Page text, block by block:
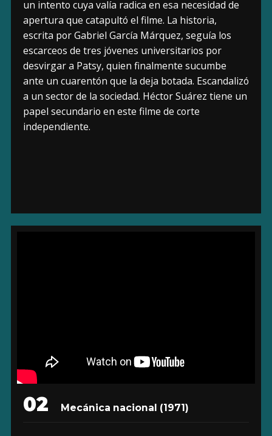
un intento cuya valía radica en esa necesidad de
apertura que catapultó el filme. La historia,
escrita por Gabriel García Márquez, seguía los
escarceos de tres jóvenes universitarios por
desvirgar a Patsy, quien finalmente sucumbe
ante un cuarentón que la deja botada. Escandalizó
a un sector de la sociedad. Héctor Suárez tiene un
papel secundario en este filme de corte
independiente.
02 Mecánica nacional (1971)